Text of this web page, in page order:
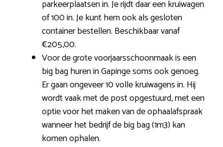
parkeerplaatsen in. Je rijdt daar een kruiwagen
of 100 in. Je kunt hem ook als gesloten
container bestellen. Beschikbaar vanaf
€205,00.
Voor de grote voorjaarsschoonmaak is een
big bag huren in Gapinge soms ook genoeg.
Er gaan ongeveer 10 volle kruiwagens in. Hij
wordt vaak met de post opgestuurd, met een
optie voor het maken van de ophaalafspraak
wanneer het bedrijf de big bag (1m3) kan
komen ophalen.